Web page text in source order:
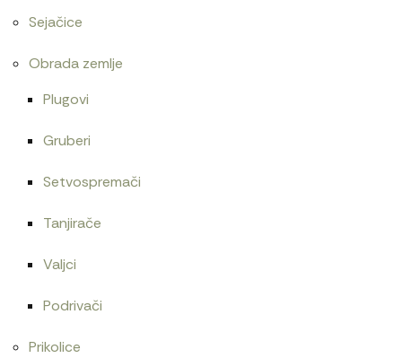
Sejačice
Obrada zemlje
Plugovi
Gruberi
Setvospremači
Tanjirače
Valjci
Podrivači
Prikolice